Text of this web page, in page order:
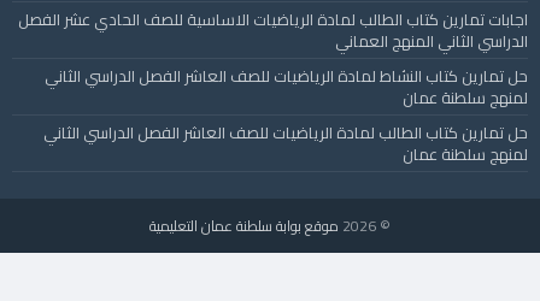
اجابات تمارين كتاب الطالب لمادة الرياضيات الاساسية للصف الحادي عشر الفصل
الدراسي الثاني المنهج العماني
حل تمارين كتاب النشاط لمادة الرياضيات للصف العاشر الفصل الدراسي الثاني
لمنهج سلطنة عمان
حل تمارين كتاب الطالب لمادة الرياضيات للصف العاشر الفصل الدراسي الثاني
لمنهج سلطنة عمان
© 2026 موقع بوابة سلطنة عمان التعليمية